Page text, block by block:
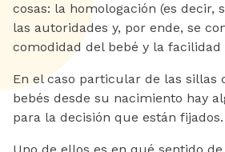
cosas: la homologación (es decir,
las autoridades y, por ende, se
comodidad del bebé y la facilidad
En el caso particular de las sillas
bebés desde su nacimiento hay
para la decisión que están fijados.